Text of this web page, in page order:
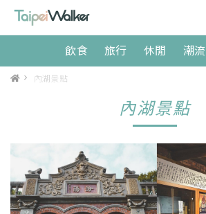
飲食 旅行 休閒 潮流
> 內湖景點
內湖景點